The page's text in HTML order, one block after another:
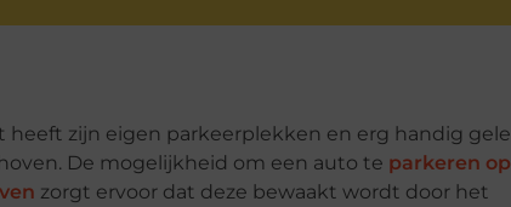
zijn eigen parkeerplekken en erg handig
De mogelijkheid om een auto te parkeren
zorgt ervoor dat deze bewaakt wordt door het